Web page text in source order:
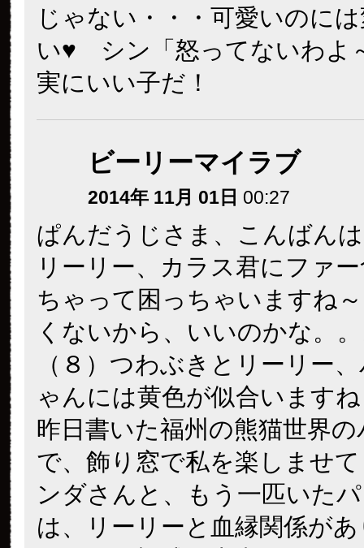
じゃない・・・可愛いのに
い♥ シン「怒ってないわよ
実にいい子だ！
ビーリーマイラブ
2014年 11月 01日 00:27
ぱんだうじさま、こんばん
リーリー、カラス君にファ
ちゃって困っちゃいますね
くないから、いいのかな。
（８）つわぶきとリーリー
ゃんには黄色が似合います
昨日書いた福州の熊猫世界
で、飾り窓で私を楽しませ
ンダさんと、もう一匹いた
は、リーリーと血縁関係が